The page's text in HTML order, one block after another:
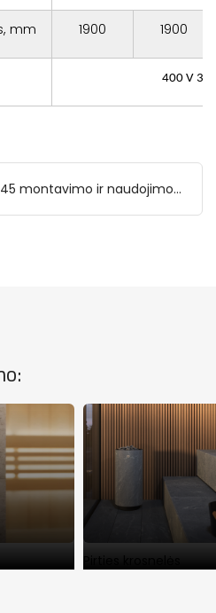
mm 1900 1900
400 V 3N
montavimo ir naudojimo
Pirties krosnelės